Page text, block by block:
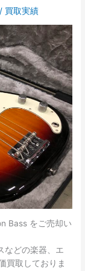
/ 買取実績
Bass をご売却い
などの楽器、エ
買取しておりま